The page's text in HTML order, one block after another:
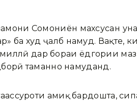
Сомониён махсусан
ба худ ҷалб намуд. Вақте,
дар бораи ёдгории
таманно намуданд.
амиқ бардошта,